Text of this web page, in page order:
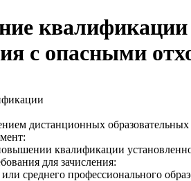
квалификации
с опасными
дистанционных образовательных
квалификации
для зачисления:
среднего профессионального